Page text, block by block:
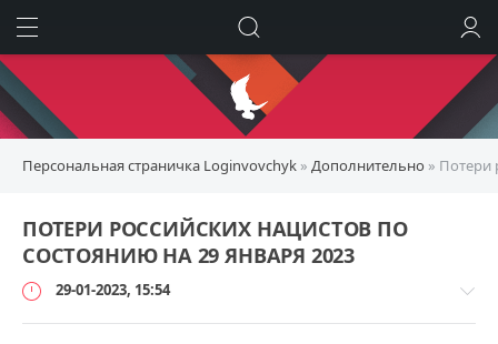
Персональная страничка Loginvovchyk » Дополнительно » Потери
ПОТЕРИ РОССИЙСКИХ НАЦИСТОВ ПО
СОСТОЯНИЮ НА 29 ЯНВАРЯ 2023
29-01-2023, 15:54